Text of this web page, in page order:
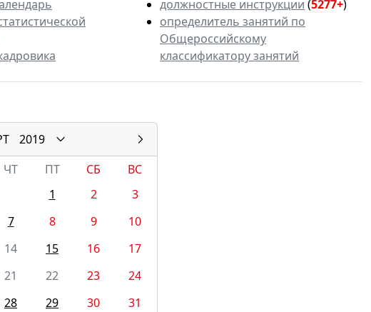
должностные инструкции (5277+)
определитель занятий по
Общероссийскому
классификатору занятий
2019
ЧТ ПТ СБ
ВС
1
2
3
7 8 9
10
14 15 16
17
21 22 23
24
28 29 30 31